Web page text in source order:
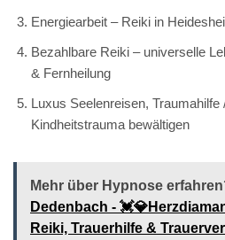
Energiearbeit – Reiki in
Bezahlbare Reiki – universelle
& Fernheilung
Luxus Seelenreisen, Traumahilfe
Kindheitstrauma bewältigen
Mehr über Hypnose
Dedenbach -
Reiki, Trauerhilfe &